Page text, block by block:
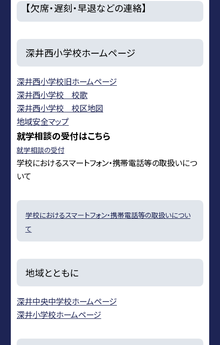
【欠席・遅刻・早退などの連絡】
深井西小学校ホームページ
深井西小学校旧ホームページ
深井西小学校 校歌
深井西小学校 校区地図
地域安全マップ
就学相談の受付はこちら
就学相談の受付
学校におけるスマートフォン・携帯電話等の取扱いにつ
いて
学校におけるスマートフォン・携帯電話等の取扱いについ
て
地域とともに
深井中央中学校ホームページ
深井小学校ホームページ